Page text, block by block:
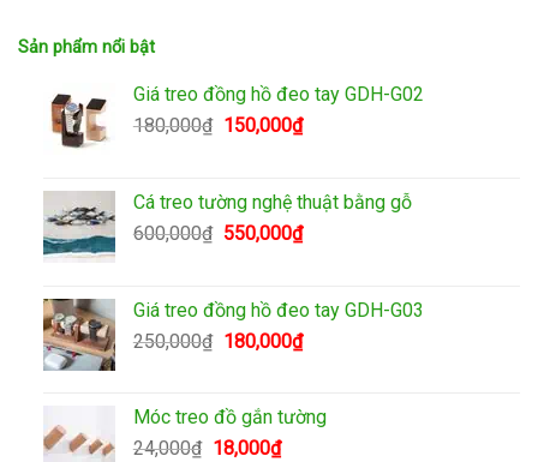
Sản phẩm nổi bật
Giá treo đồng hồ đeo tay GDH-G02
180,000₫ Giá
180,000₫.
150,000₫Giá
là:
150,000₫.
Cá treo tường nghệ thuật bằng gỗ
600,000₫ Giá
600,000₫.
550,000₫Giá
là:
550,000₫.
Giá treo đồng hồ đeo tay GDH-G03
250,000₫ Giá
250,000₫.
180,000₫Giá
là:
Móc treo đồ gắn tường
24,000₫ Giá
18,000₫Giá